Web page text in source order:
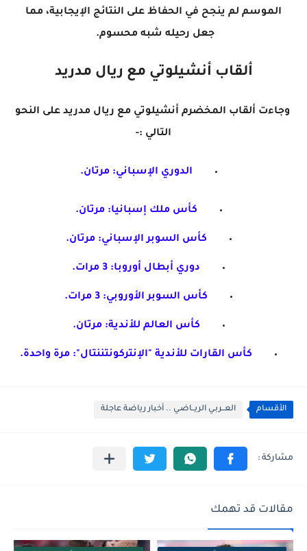
الموسم لم ينجح في الحفاظ على النتائج الإيجابية، مما
جعل رحيله شبه محسوم.
ألقاب أنشيلوتي مع ريال مدريد
وجاءت ألقاب المخضرم أنشيلوتي مع ريال مدريد على النحو
التالي :-
الدوري الإسباني: مرتان.
كأس ملك إسبانيا: مرتان.
كأس السوبر الإسباني: مرتان.
دوري أبطال أوروبا: 3 مرات.
كأس السوبر الأوروبي: 3 مرات.
كأس العالم للأندية: مرتان.
كأس القارات للأندية "الإنتركونتننتال": مرة واحدة.
الأقسام العــربـي الريــاضـي .. أخبار رياضة عاجلة
مقالات قد تهمك